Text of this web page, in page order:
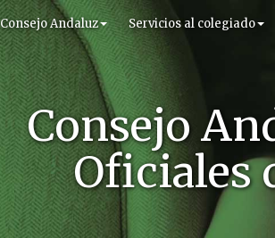
Consejo
Oficiales
Consejo Andaluz Servicios al colegiado